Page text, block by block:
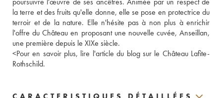
la terre et des fruits qu'elle donne, elle se pose en protectrice du
terroir et de la nature. Elle n'hésite pas à non plus à enrichir
l'offre du Château en proposant une nouvelle cuvée, Anseillan,
une première depuis le XIXe siècle.
<Pour en savoir plus, lire l'article du blog sur le Château Lafite-
Rothschild.